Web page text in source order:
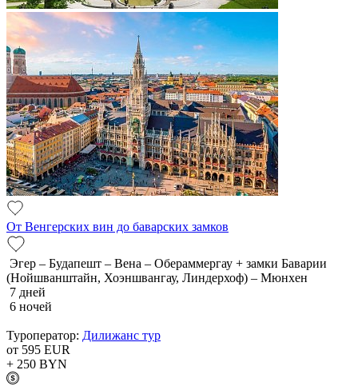
От Венгерских вин до баварских замков
Эгер – Будапешт – Вена – Обераммергау + замки Баварии
(Нойшванштайн, Хоэншвангау, Линдерхоф) – Мюнхен
7 дней
6 ночей
Туроператор: Дилижанс тур
от 595 EUR
+ 250 BYN